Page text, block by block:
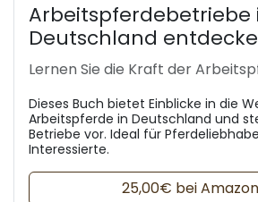
Arbeitspferdebetriebe
Deutschland
Lernen Sie die Kraft der
Dieses Buch bietet Einblicke in die
Arbeitspferde in Deutschland und
Betriebe vor. Ideal für
Interessierte.
25,00€ bei